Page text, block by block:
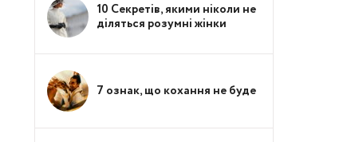
10 Секретів, якими ніколи не
діляться розумні жінки
7 ознак, що кохання не буде